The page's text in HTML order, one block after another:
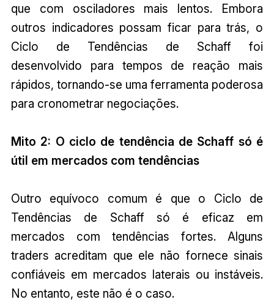
que com osciladores mais lentos. Embora
outros indicadores possam ficar para trás, o
Ciclo de Tendências de Schaff foi
desenvolvido para tempos de reação mais
rápidos, tornando-se uma ferramenta poderosa
para cronometrar negociações.
Mito 2: O ciclo de tendência de Schaff só é
útil em mercados com tendências
Outro equívoco comum é que o Ciclo de
Tendências de Schaff só é eficaz em
mercados com tendências fortes. Alguns
traders acreditam que ele não fornece sinais
confiáveis em mercados laterais ou instáveis.
No entanto, este não é o caso.